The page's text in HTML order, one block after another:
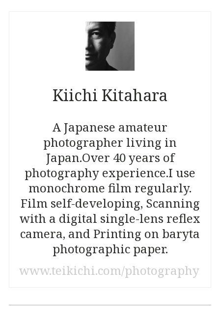
Kiichi Kitahara
A Japanese amateur
photographer living in
Japan.Over 40 years of
photography experience.I use
monochrome film regularly.
Film self-developing, Scanning
with a digital single-lens reflex
camera, and Printing on baryta
photographic paper.
www.teikichi.com/photography